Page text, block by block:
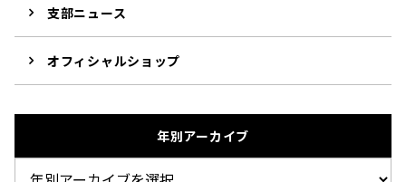
支部ニュース
オフィシャルショップ
年別アーカイブ